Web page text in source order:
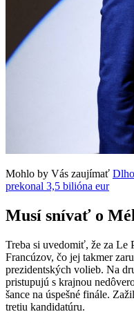
Mohlo by Vás zaujímať
prekonal 3,5 bilióna eur
Musí snívať o
Treba si uvedomiť, že za Le
Francúzov, čo jej takmer
prezidentských volieb. Na
pristupujú s krajnou
šance na úspešné finále.
tretiu kandidatúru.